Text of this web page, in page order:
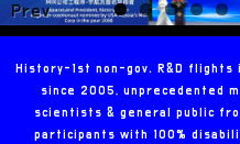
Prev
ious
History-1st non-gov. R&D flights
since 2005, unprecedented
scientists & general public
participants with 100%